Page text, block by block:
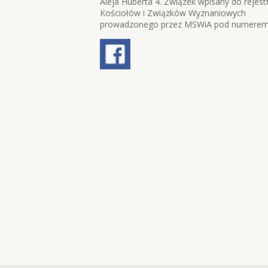
Kościołów i Związków Wyznaniowych
prowadzonego przez MSWiA pod